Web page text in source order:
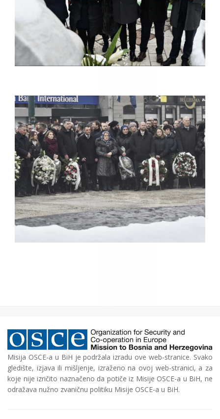
Misija OSCE-a u BiH je podržala izradu ove web-stranice. Svako
gledište, izjava ili mišljenje, izraženo na ovoj web-stranici, a za
koje nije izričito naznačeno da potiče iz Misije OSCE-a u BiH, ne
odražava nužno zvaničnu politiku Misije OSCE-a u BiH.